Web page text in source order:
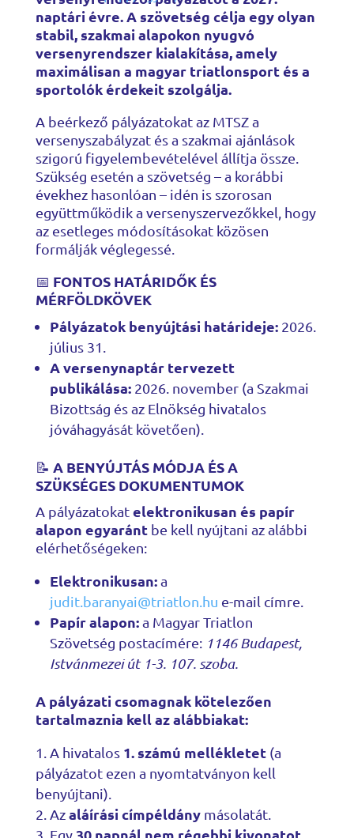
naptári évre. A szövetség célja egy olyan
stabil, szakmai alapokon nyugvó
versenyrendszer kialakítása, amely
maximálisan a magyar triatlonsport és a
sportolók érdekeit szolgálja.
A beérkező pályázatokat az MTSZ a
versenyszabályzat és a szakmai ajánlások
szigorú figyelembevételével állítja össze.
Szükség esetén a szövetség – a korábbi
évekhez hasonlóan – idén is szorosan
együttműködik a versenyszervezőkkel, hogy
az esetleges módosításokat közösen
formálják véglegessé.
📅 FONTOS HATÁRIDŐK ÉS
MÉRFÖLDKÖVEK
Pályázatok benyújtási határideje:2026.
július 31.
A versenynaptár tervezett
publikálása:2026. november (a Szakmai
Bizottság és az Elnökség hivatalos
jóváhagyását követően).
📝 A BENYÚJTÁS MÓDJA ÉS A
SZÜKSÉGES DOKUMENTUMOK
A pályázatokatelektronikusan és papír
alapon egyaránt be kell nyújtani az alábbi
elérhetőségeken:
Elektronikusan:a
judit.baranyai@triatlon.hu e-mail címre.
Papír alapon:a Magyar Triatlon
Szövetség postacímére: 1146 Budapest,
Istvánmezei út 1-3. 107. szoba.
A pályázati csomagnak kötelezően
tartalmaznia kell az alábbiakat:
A hivatalos 1. számú mellékletet (a
pályázatot ezen a nyomtatványon kell
benyújtani).
Azaláírási címpéldánymásolatát.
Egy